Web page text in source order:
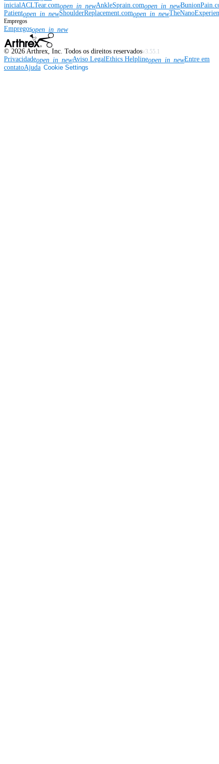
inicialACLTear.comopen_in_newAnkleSprain.comopen_in_new
Patientopen_in_newShoulderReplacement.comopen_in_new
Empregos
Empregosopen_in_new
© 2026 Arthrex, Inc. Todos os direitos reservadosv3.55.1
Privacidadeopen_in_newAviso LegalEthics Helplineopen_in_newEntre em
contatoAjuda Cookie Settings